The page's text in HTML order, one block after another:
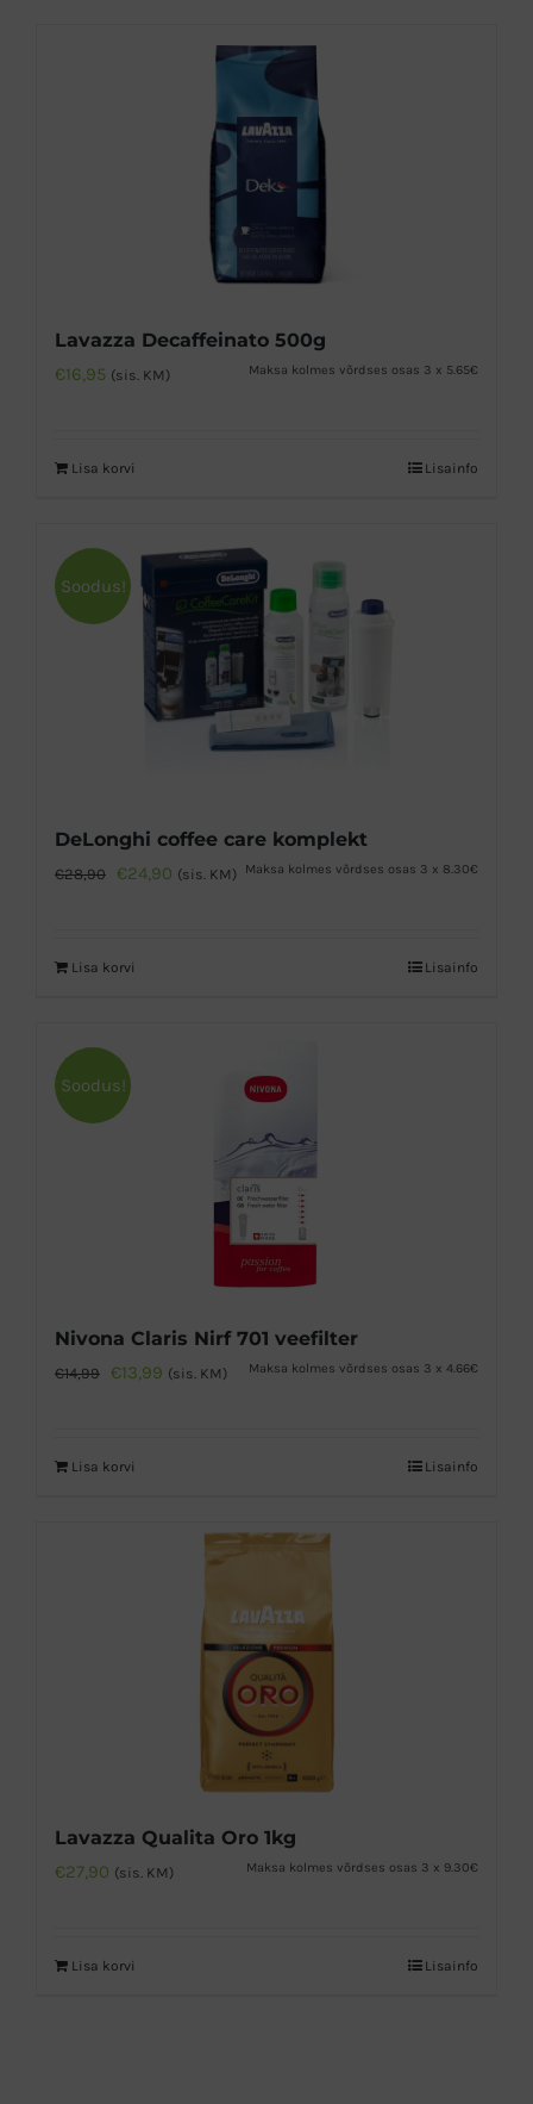
Lavazza Decaffeinato 500g
€16,95 (sis. KM) Maksa kolmes võrdses osas 3 x 5.65€
Lisa korvi Lisainfo
Soodus!
DeLonghi coffee care komplekt
€28,90 Algne
€28,90.
€24,90 Praegune
(sis. KM) Maksa kolmes võrdses osas 3 x 8.30€
Lisa korvi Lisainfo
Soodus!
Nivona Claris Nirf 701 veefilter
€14,99 Algne
€14,99.
€13,99 Praegune
(sis. KM) Maksa kolmes võrdses osas 3 x 4.66€
Lisa korvi Lisainfo
Lavazza Qualita Oro 1kg
€27,90 (sis. KM) Maksa kolmes võrdses osas 3 x 9.30€
Lisa korvi Lisainfo